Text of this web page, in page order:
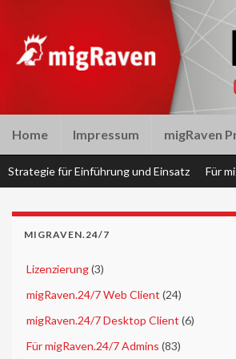
Home Impressum migRaven
Strategie für Einführung und Einsatz Für
MIGRAVEN.24/7
Lizenzierung(3)
migRaven.24/7 Web Client (24)
migRaven.24/7 Desktop Client (6)
Für migRaven.24/7 Admins (83)